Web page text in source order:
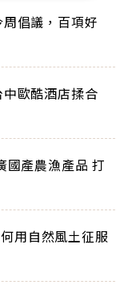
倡議，百項好
歐酷酒店揉合
國產農漁產品 打
用自然風土征服